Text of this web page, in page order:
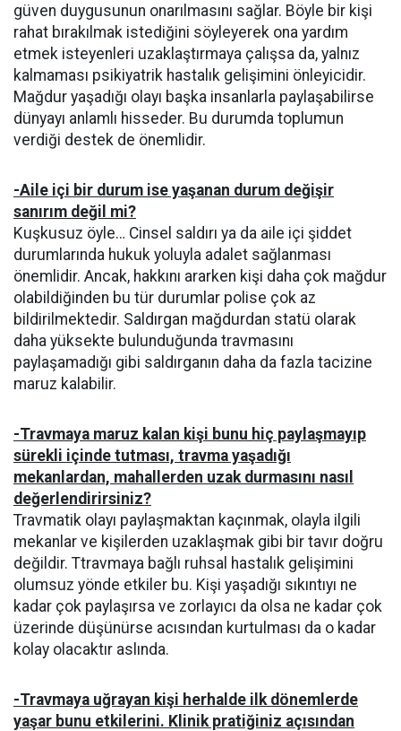
güven duygusunun onarılmasını sağlar. Böyle bir kişi
rahat bırakılmak istediğini söyleyerek ona yardım
etmek isteyenleri uzaklaştırmaya çalışsa da, yalnız
kalmaması psikiyatrik hastalık gelişimini önleyicidir.
Mağdur yaşadığı olayı başka insanlarla paylaşabilirse
dünyayı anlamlı hisseder. Bu durumda toplumun
verdiği destek de önemlidir.
-Aile içi bir durum ise yaşanan durum değişir
sanırım değil mi?
Kuşkusuz öyle… Cinsel saldırı ya da aile içi şiddet
durumlarında hukuk yoluyla adalet sağlanması
önemlidir. Ancak, hakkını ararken kişi daha çok mağdur
olabildiğinden bu tür durumlar polise çok az
bildirilmektedir. Saldırgan mağdurdan statü olarak
daha yüksekte bulunduğunda travmasını
paylaşamadığı gibi saldırganın daha da fazla tacizine
maruz kalabilir.
-Travmaya maruz kalan kişi bunu hiç paylaşmayıp
sürekli içinde tutması, travma yaşadığı
mekanlardan, mahallerden uzak durmasını nasıl
değerlendirirsiniz?
Travmatik olayı paylaşmaktan kaçınmak, olayla ilgili
mekanlar ve kişilerden uzaklaşmak gibi bir tavır doğru
değildir. Ttravmaya bağlı ruhsal hastalık gelişimini
olumsuz yönde etkiler bu. Kişi yaşadığı sıkıntıyı ne
kadar çok paylaşırsa ve zorlayıcı da olsa ne kadar çok
üzerinde düşünürse acısından kurtulması da o kadar
kolay olacaktır aslında.
-Travmaya uğrayan kişi herhalde ilk dönemlerde
yaşar bunu etkilerini. Klinik pratiğiniz açısından